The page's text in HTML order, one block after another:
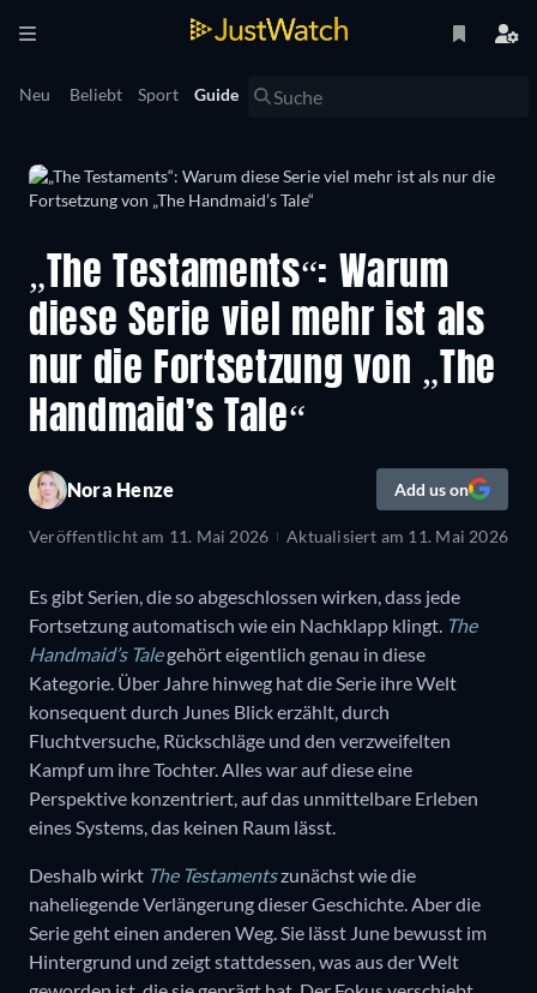
Neu Beliebt Sport Guide
„The Testaments“: Warum
diese Serie viel mehr ist als
nur die Fortsetzung von „The
Handmaid’s Tale“
Nora Henze Add us on
Veröffentlicht am 11. Mai 2026 Aktualisiert am 11. Mai 2026
Es gibt Serien, die so abgeschlossen wirken, dass jede
Fortsetzung automatisch wie ein Nachklapp klingt. The
Handmaid’s Talegehört eigentlich genau in diese
Kategorie. Über Jahre hinweg hat die Serie ihre Welt
konsequent durch Junes Blick erzählt, durch
Fluchtversuche, Rückschläge und den verzweifelten
Kampf um ihre Tochter. Alles war auf diese eine
Perspektive konzentriert, auf das unmittelbare Erleben
eines Systems, das keinen Raum lässt.
Deshalb wirkt The Testamentszunächst wie die
naheliegende Verlängerung dieser Geschichte. Aber die
Serie geht einen anderen Weg. Sie lässt June bewusst im
Hintergrund und zeigt stattdessen, was aus der Welt